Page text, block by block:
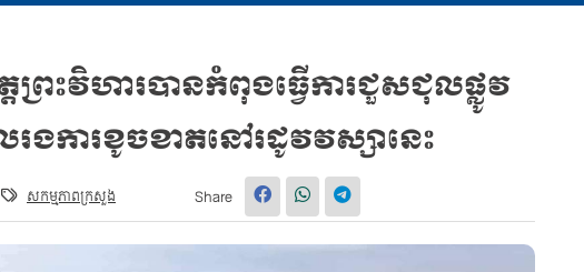
ព្រះវិហារបានកំពុងធ្វើការជួសជុលផ្លូវ
ងការខូចខាតនៅរដូវវស្សានេះ
សកម្មភាពក្រសួង Share